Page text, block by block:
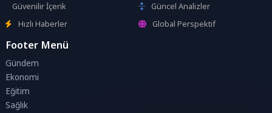
Güvenilir İçerik
Güncel Analizler
Hızlı Haberler
Global Perspektif
Footer Menü
Gündem
Ekonomi
Eğitim
Sağlık